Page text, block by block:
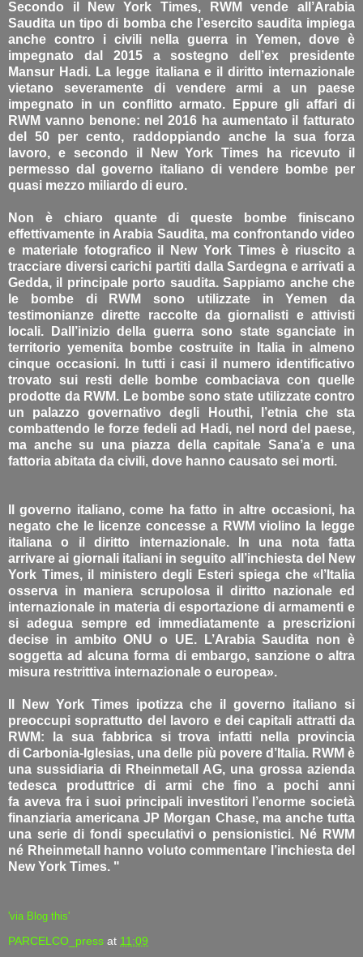
Secondo il New York Times, RWM vende all’Arabia
Saudita un tipo di bomba che l’esercito saudita impiega
anche contro i civili nella guerra in Yemen, dove è
impegnato dal 2015 a sostegno dell’ex presidente
Mansur Hadi. La legge italiana e il diritto internazionale
vietano severamente di vendere armi a un paese
impegnato in un conflitto armato. Eppure gli affari di
RWM vanno benone: nel 2016 ha aumentato il fatturato
del 50 per cento, raddoppiando anche la sua forza
lavoro, e secondo il New York Times ha ricevuto il
permesso dal governo italiano di vendere bombe per
quasi mezzo miliardo di euro.
Non è chiaro quante di queste bombe finiscano
effettivamente in Arabia Saudita, ma confrontando video
e materiale fotografico il New York Times è riuscito a
tracciare diversi carichi partiti dalla Sardegna e arrivati a
Gedda, il principale porto saudita. Sappiamo anche che
le bombe di RWM sono utilizzate in Yemen da
testimonianze dirette raccolte da giornalisti e attivisti
locali. Dall’inizio della guerra sono state sganciate in
territorio yemenita bombe costruite in Italia in almeno
cinque occasioni. In tutti i casi il numero identificativo
trovato sui resti delle bombe combaciava con quelle
prodotte da RWM. Le bombe sono state utilizzate contro
un palazzo governativo degli Houthi, l’etnia che sta
combattendo le forze fedeli ad Hadi, nel nord del paese,
ma anche su una piazza della capitale Sana’a e una
fattoria abitata da civili, dove hanno causato sei morti.
Il governo italiano, come ha fatto in altre occasioni, ha
negato che le licenze concesse a RWM violino la legge
italiana o il diritto internazionale. In una nota fatta
arrivare ai giornali italiani in seguito all’inchiesta del New
York Times, il ministero degli Esteri spiega che «l’Italia
osserva in maniera scrupolosa il diritto nazionale ed
internazionale in materia di esportazione di armamenti e
si adegua sempre ed immediatamente a prescrizioni
decise in ambito ONU o UE. L’Arabia Saudita non è
soggetta ad alcuna forma di embargo, sanzione o altra
misura restrittiva internazionale o europea».
Il New York Times ipotizza che il governo italiano si
preoccupi soprattutto del lavoro e dei capitali attratti da
RWM: la sua fabbrica si trova infatti nella provincia
di Carbonia-Iglesias, una delle più povere d’Italia. RWM è
una sussidiaria di Rheinmetall AG, una grossa azienda
tedesca produttrice di armi che fino a pochi anni
fa aveva fra i suoi principali investitori l’enorme società
finanziaria americana JP Morgan Chase, ma anche tutta
una serie di fondi speculativi o pensionistici. Né RWM
né Rheinmetall hanno voluto commentare l’inchiesta del
New York Times. "
'via Blog this'
PARCELCO_press at 11:09